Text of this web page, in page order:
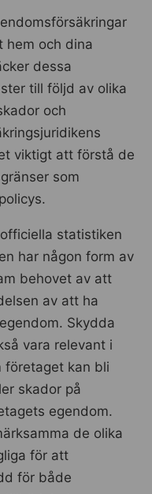
hem och dina
dessa
till följd av olika
och
viktigt att förstå de
som
statistiken
har någon form av
behovet av att
av att ha
Skydda
vara relevant i
företaget kan bli
skador på
egendom.
de olika
för att
för både